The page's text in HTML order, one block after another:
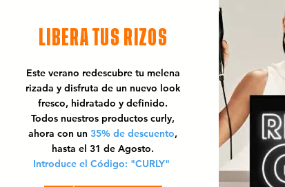
LIBERA TUS RIZOS
Este verano redescubre tu melena
rizada y disfruta de un nuevo look
fresco, hidratado y definido.
Todos nuestros productos curly,
ahora con un 35% de descuento,
hasta el 31 de Agosto.
Introduce el Código: "CURLY"